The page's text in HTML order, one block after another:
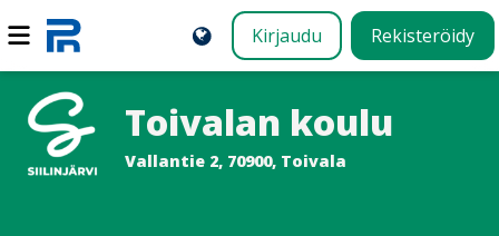
Kirjaudu Rekisteröidy
Toivalan koulu
Vallantie 2, 70900, Toivala